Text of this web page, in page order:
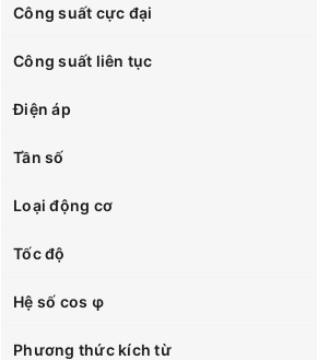
Công suất cực đại
Công suất liên tục
Điện áp
Tần số
Loại động cơ
Tốc độ
Hệ số cos φ
Phương thức kích từ